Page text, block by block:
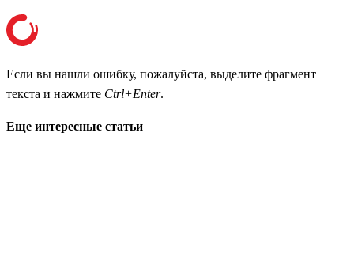
Если вы нашли ошибку, пожалуйста, выделите фрагмент
текста и нажмите Ctrl+Enter.
Еще интересные статьи